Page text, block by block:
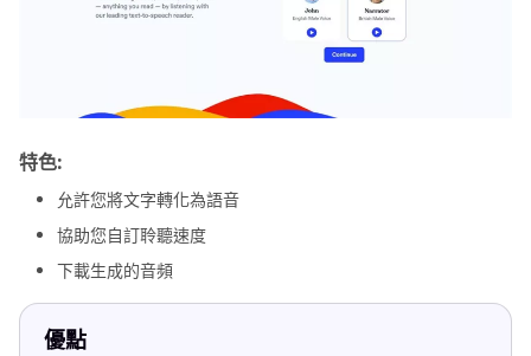
特色:
允許您將文字轉化為語音
協助您自訂聆聽速度
下載生成的音頻
優點